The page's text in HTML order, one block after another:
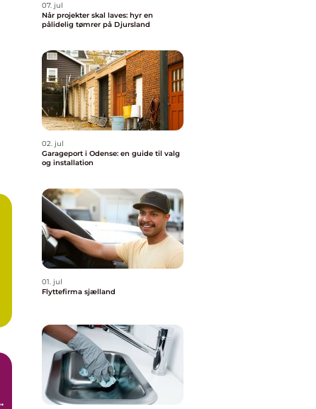
07. jul
Når projekter skal laves: hyr en
pålidelig tømrer på Djursland
02. jul
Garageport i Odense: en guide til valg
og installation
01. jul
Flyttefirma sjælland